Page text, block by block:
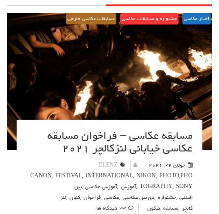
اخبار عکاسی جشنواره و مسابقات عکاسی مسابقات عکاسی خارجی
مسابقه عکاسی – فراخوان مسابقه
عکاسی خیابانی لنزکالچر ۲۰۲۱
جولای 22, 2021
DLENZ
CANON, FESTIVAL, INTERNATIONAL, NIKON, PHOTO,PHO
TOGRAPHY, SONY
,آموزش ,آموزش عکاسی ,بین
المللی ,جشنواره ,دوربین عکاسی ,عکاسی ,فراخوان ,کنون ,لنز
کالچر ,مسابقه ,نیکون 23 دیدگاه ها